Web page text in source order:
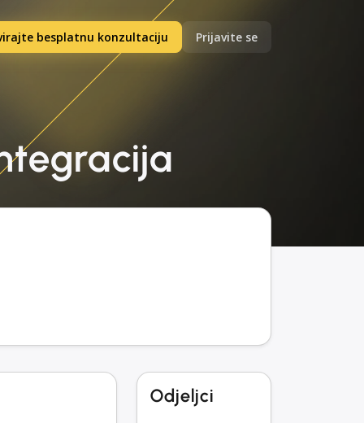
besplatnu konzultaciju Prijavite se
Odjeljci